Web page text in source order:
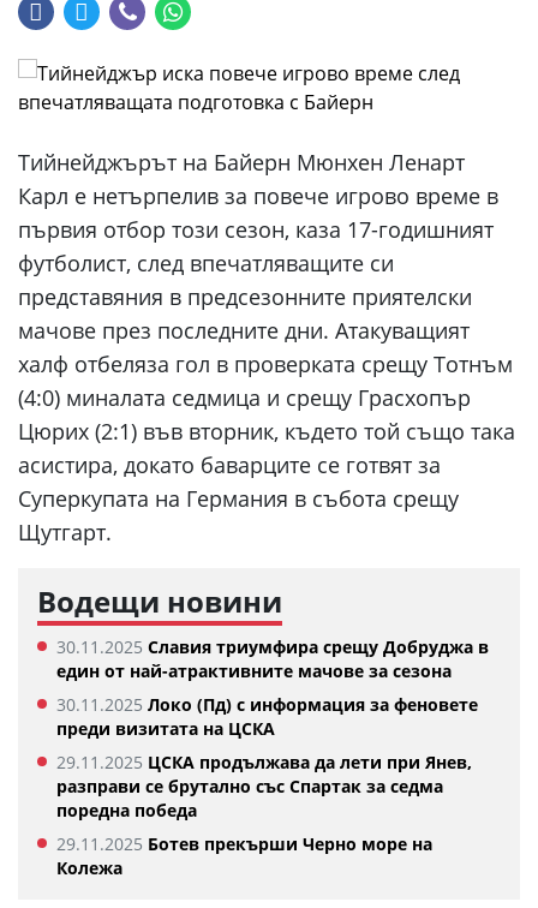
Тийнейджърът на Байерн Мюнхен Ленарт
Карл е нетърпелив за повече игрово време в
първия отбор този сезон, каза 17-годишният
футболист, след впечатляващите си
представяния в предсезонните приятелски
мачове през последните дни. Атакуващият
халф отбеляза гол в проверката срещу Тотнъм
(4:0) миналата седмица и срещу Грасхопър
Цюрих (2:1) във вторник, където той също така
асистира, докато баварците се готвят за
Суперкупата на Германия в събота срещу
Щутгарт.
Водещи новини
30.11.2025 Славия триумфира срещу Добруджа в
един от най-атрактивните мачове за сезона
30.11.2025 Локо (Пд) с информация за феновете
преди визитата на ЦСКА
29.11.2025 ЦСКА продължава да лети при Янев,
разправи се брутално със Спартак за седма
поредна победа
29.11.2025 Ботев прекърши Черно море на
Колежа